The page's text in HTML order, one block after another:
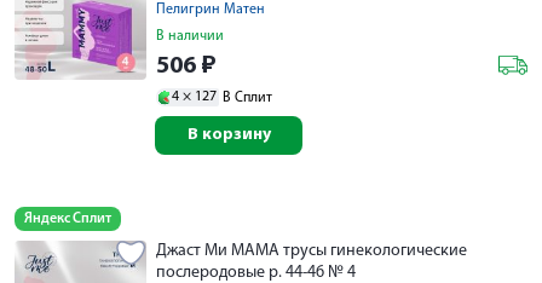
Пелигрин Матен
В наличии
506 ₽
4 × 127 В Сплит
В корзину
Яндекс Сплит
Джаст Ми МАМА трусы гинекологические
послеродовые р. 44-46 № 4